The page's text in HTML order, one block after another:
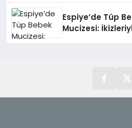
Espiye’de Tüp
Mucizesi: